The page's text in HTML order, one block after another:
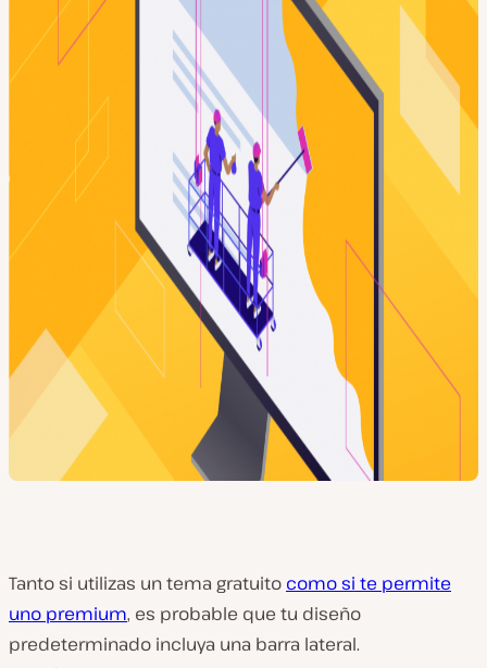
Tanto si utilizas un tema gratuito como si te permite
uno premium, es probable que tu diseño
predeterminado incluya una barra lateral.